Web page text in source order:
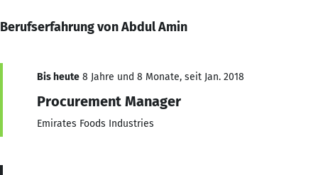
Berufserfahrung von Abdul Amin
Bis heute 8 Jahre und 8 Monate, seit Jan. 2018
Procurement Manager
Emirates Foods Industries